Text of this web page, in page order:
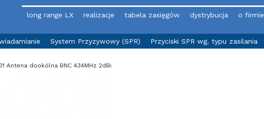
long range LX realizacje tabela zasięgów dystrybucja o firmie
System Przyzywowy (SPR) Przyciski SPR wg. typu zasilania
Antena dookólna BNC 434MHz 2dBi